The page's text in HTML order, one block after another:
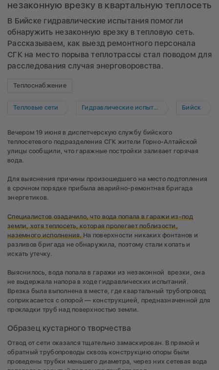
незаконную врезку в квартальную теплосеть
В Бийске гидравлические испытания помогли
обнаружить незаконную врезку в тепловую сеть.
Рассказываем, как выезд ремонтного персонала
СГК на место порыва теплотрассы стал поводом для
расследования случая энерговоровства.
Теплоснабжение
Тепловые сети Гидравлические испытания Бийск
Вечером 19 июня в диспетчерскую службу бийского
теплосетевого подразделения СГК жители Горно-Алтайской
улицы сообщили, что гаражные постройки заливает горячая
вода.
Для выяснения причины произошедшего на место подтопления
в срочном порядке прибыла аварийно-ремонтная бригада
энергетиков.
Специалистов озадачило, что вода попала в гаражи из-под
земли, хотя теплосеть, которая пролегает поблизости,
наземного исполнения.На поверхности никаких фонтанов и
разливов бригада не обнаружила, поэтому стали копать и
искать утечку.
Выяснилось, вода попала в гаражи из незаконной врезки, она
не выдержала напора в ходе гидравлических испытаний.
Врезка была выполнена в месте, где квартальный трубопровод
соприкасается с опорой — конструкцией, предназначенной для
прокладки труб над поверхностью земли.
Образец кустарного творчества
Отвод от сети оказался тщательно замаскирован. В прямой и
обратный трубопроводы сквозь конструкцию опоры были
проведены трубки меньшего диаметра, через них сетевая вода